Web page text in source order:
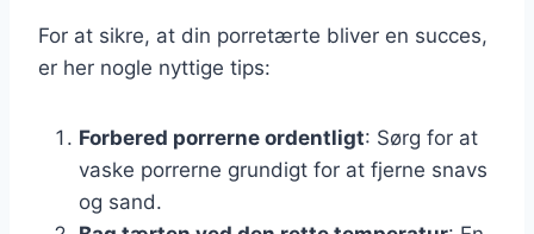
For at sikre, at din porretærte bliver en succes,
er her nogle nyttige tips:
Forbered porrerne ordentligt: Sørg for at
vaske porrerne grundigt for at fjerne snavs
og sand.